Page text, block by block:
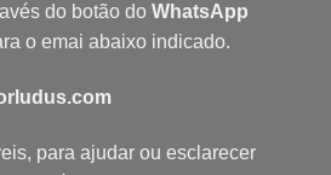
do botão do WhatsApp
o emai abaixo indicado.
para ajudar ou esclarecer